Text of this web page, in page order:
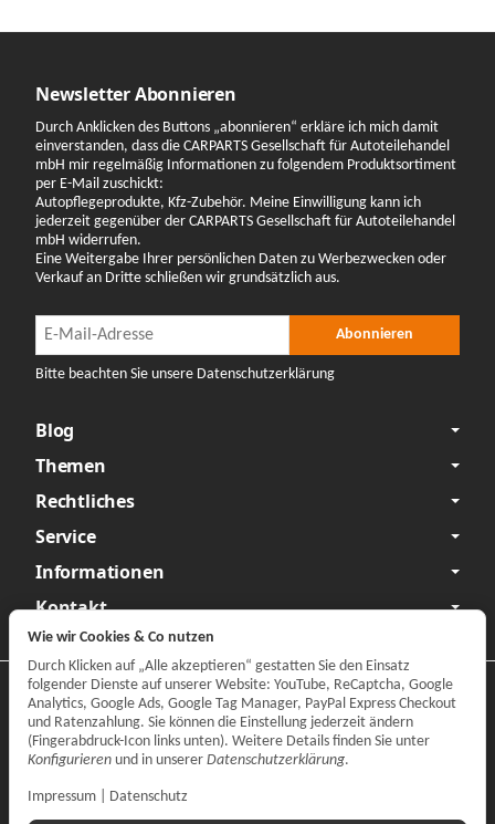
Newsletter Abonnieren
Durch Anklicken des Buttons „abonnieren“ erkläre ich mich damit
einverstanden, dass die CARPARTS Gesellschaft für Autoteilehandel
mbH mir regelmäßig Informationen zu folgendem Produktsortiment
per E-Mail zuschickt:
Autopflegeprodukte, Kfz-Zubehör. Meine Einwilligung kann ich
jederzeit gegenüber der CARPARTS Gesellschaft für Autoteilehandel
mbH widerrufen.
Eine Weitergabe Ihrer persönlichen Daten zu Werbezwecken oder
Verkauf an Dritte schließen wir grundsätzlich aus.
Newsletter Abonnieren Abonnieren
Bitte beachten Sie unsere Datenschutzerklärung
Blog
Themen
Rechtliches
Service
Informationen
Kontakt
Datenschutzerklärung •Impressum
Vertrag widerrufen
Wie wir Cookies & Co nutzen
Durch Klicken auf „Alle akzeptieren“ gestatten Sie den Einsatz
folgender Dienste auf unserer Website: YouTube, ReCaptcha, Google
Analytics, Google Ads, Google Tag Manager, PayPal Express Checkout
und Ratenzahlung. Sie können die Einstellung jederzeit ändern
(Fingerabdruck-Icon links unten). Weitere Details finden Sie unter
Konfigurieren und in unserer Datenschutzerklärung.
Impressum Datenschutz